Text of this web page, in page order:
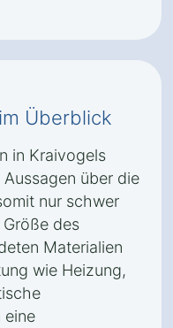
Überblick
in Kraivogels
über die
nur schwer
des
Materialien
wie Heizung,
eine